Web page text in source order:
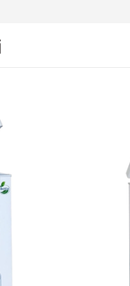
minh họa
thoải
với dung tích